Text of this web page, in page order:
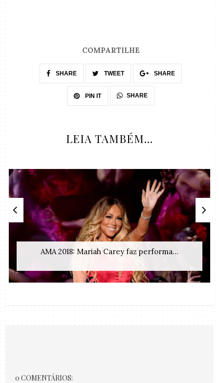
COMPARTILHE
SHARE TWEET SHARE
PIN IT SHARE
LEIA TAMBÉM...
AMA 2018: Mariah Carey faz performa...
0 COMENTÁRIOS: